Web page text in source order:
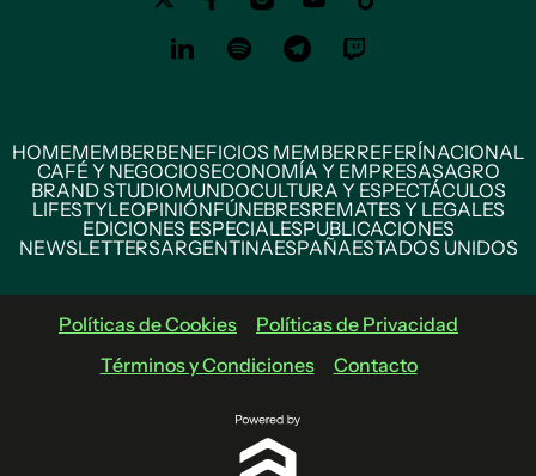
HOMEMEMBERBENEFICIOS MEMBERREFERÍNACIONAL
CAFÉ Y NEGOCIOSECONOMÍA Y EMPRESASAGRO
BRAND STUDIOMUNDOCULTURA Y ESPECTÁCULOS
LIFESTYLEOPINIÓNFÚNEBRESREMATES Y LEGALES
EDICIONES ESPECIALESPUBLICACIONES
NEWSLETTERSARGENTINAESPAÑAESTADOS UNIDOS
Políticas de Cookies
Políticas de Privacidad
Términos y Condiciones
Contacto